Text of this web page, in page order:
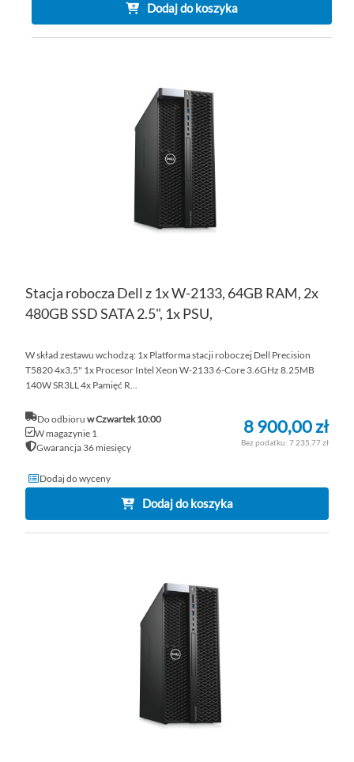
Dodaj do koszyka
Stacja robocza Dell z 1x W-2133, 64GB RAM, 2x
480GB SSD SATA 2.5", 1x PSU,
W skład zestawu wchodzą: 1x Platforma stacji roboczej Dell Precision
T5820 4x3.5" 1x Procesor Intel Xeon W-2133 6-Core 3.6GHz 8.25MB
140W SR3LL 4x Pamięć R...
Do odbioru w Czwartek 10:00
W magazynie 1
Gwarancja 36 miesięcy
8 900,00 zł
7 235,77 zł
Dodaj do wyceny
Dodaj do koszyka